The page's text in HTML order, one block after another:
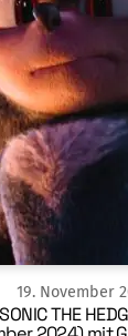
19. November
THE